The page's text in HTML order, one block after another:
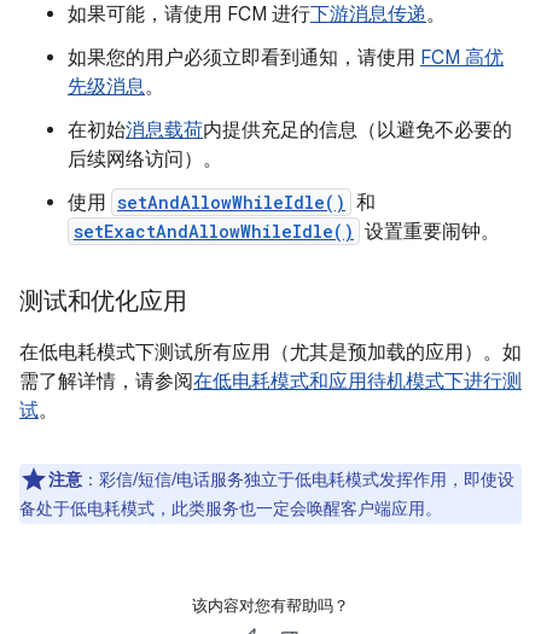
如果可能，请使用 FCM 进行下游消息传递。
如果您的用户必须立即看到通知，请使用 FCM 高优
先级消息。
在初始消息载荷内提供充足的信息（以避免不必要的
后续网络访问）。
使用 setAndAllowWhileIdle() 和
setExactAndAllowWhileIdle() 设置重要闹钟。
测试和优化应用
在低电耗模式下测试所有应用（尤其是预加载的应用）。如
需了解详情，请参阅在低电耗模式和应用待机模式下进行测
试。
注意 ：彩信/短信/电话服务独立于低电耗模式发挥作用，即使设
备处于低电耗模式，此类服务也一定会唤醒客户端应用。
该内容对您有帮助吗？